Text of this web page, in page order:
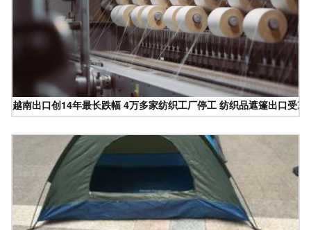
越南出口创14年最长跌幅 4万多家纺织工厂停工 纺织品遮篷出口受冲